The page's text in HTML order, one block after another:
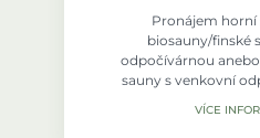
Pronájem horní
biosauny/finské
odpočívárnou
sauny s venkovní
pro 2 -
VÍCE